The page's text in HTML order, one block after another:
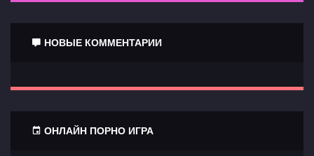
НОВЫЕ КОММЕНТАРИИ
ОНЛАЙН ПОРНО ИГРА